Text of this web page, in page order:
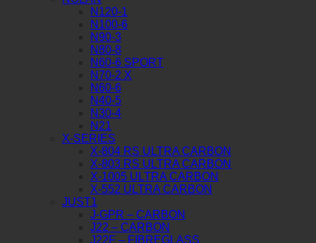
N120-1
N100-6
N90-3
N80-8
N60-6 SPORT
N70-2 X
N60-6
N40-5
N30-4
N21
X-SERIES
X-804 RS ULTRA CARBON
X-803 RS ULTRA CARBON
X-1005 ULTRA CARBON
X-552 ULTRA CARBON
JUST1
J-GPR – CARBON
J22 – CARBON
J22F – FIBREGLASS